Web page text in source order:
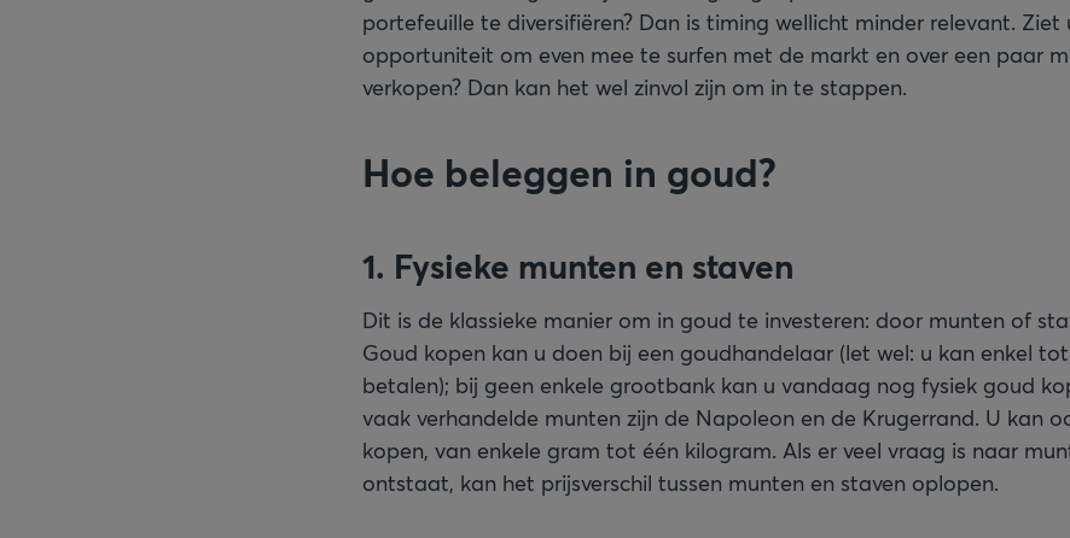
portefeuille te diversifiëren? Dan is timing wellicht minder relevant. Ziet
opportuniteit om even mee te surfen met de markt en over een paar
verkopen? Dan kan het wel zinvol zijn om in te stappen.
Hoe beleggen in goud?
1. Fysieke munten en staven
Dit is de klassieke manier om in goud te investeren: door munten of
Goud kopen kan u doen bij een goudhandelaar (let wel: u kan enkel
betalen); bij geen enkele grootbank kan u vandaag nog fysiek goud
vaak verhandelde munten zijn de Napoleon en de Krugerrand. U kan
kopen, van enkele gram tot één kilogram. Als er veel vraag is naar
ontstaat, kan het prijsverschil tussen munten en staven oplopen.